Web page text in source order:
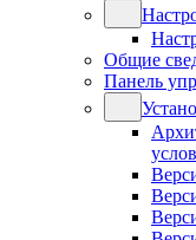
Общие
Панель